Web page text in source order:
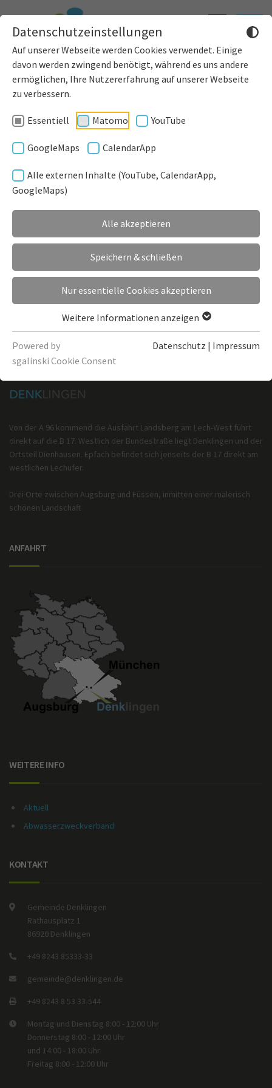
Datenschutzeinstellungen
Auf unserer Webseite werden Cookies verwendet. Einige
davon werden zwingend benötigt, während es uns andere
ermöglichen, Ihre Nutzererfahrung auf unserer Webseite
zu verbessern.
Essentiell Matomo YouTube
GoogleMaps CalendarApp
Alle externen Inhalte (YouTube, CalendarApp,
GoogleMaps)
Alle akzeptieren
Speichern & schließen
Nur essentielle Cookies akzeptieren
Weitere Informationen anzeigen
Powered by
sgalinski Cookie Consent
Datenschutz | Impressum
Informationen
einblenden
Toggle
Von der A 96 kommend die Ausfahrt Landsberg am Lech-West führt
direkt auf die B 17. Westlich der Bundestraße liegt Denklingen und der
Ortsteil Dienhausen. Epfach befindet sich jenseits der B 17 direkt am
westlichen Lechufer.
Drei Orte zwischen Augsburg und Füssen, inmitten einer malerisch
schönen Landschaft
ANFAHRT
WEITERE INFO
Aktuell
Abwasserzweckverband
KONTAKT
Gemeinde Denklingen
Rathausplatz 1
86920 Denklingen
+49 8243 85333-33
gemeinde@denklingen.de
+49 8243 8 53 33-544
Montag und Dienstag 8:00 - 12:00 Uhr
Donnerstag 8:00 - 12:00 Uhr
und 14:00 - 18:00 Uhr
Freitag 8:00 - 12:00 Uhr